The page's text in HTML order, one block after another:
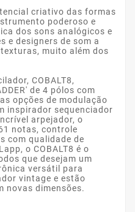
criativo das formas
poderoso e
dos sons analógicos e
e designers de som a
muito além dos
COBALT8,
de 4 pólos com
opções de modulação
inspirador sequenciador
arpejador, o
notas, controle
com qualidade de
o COBALT8 é o
que desejam um
versátil para
vintage e estão
novas dimensões.